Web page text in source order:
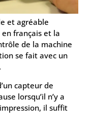
et agréable
français et la
de la machine
se fait avec un
capteur de
lorsqu’il n’y a
il suffit